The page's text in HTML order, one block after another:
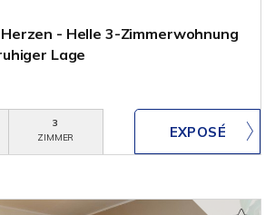
- Helle 3-Zimmerwohnung
Lage
3
ZIMMER